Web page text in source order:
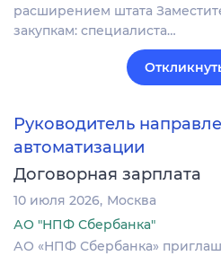
расширением штата
закупкам: специалиста…
Руководитель
автоматизации
Договорная зарплата
10 июля 2026 Москва
АО "НПФ Сбербанка"
АО «НПФ Сбербанка»